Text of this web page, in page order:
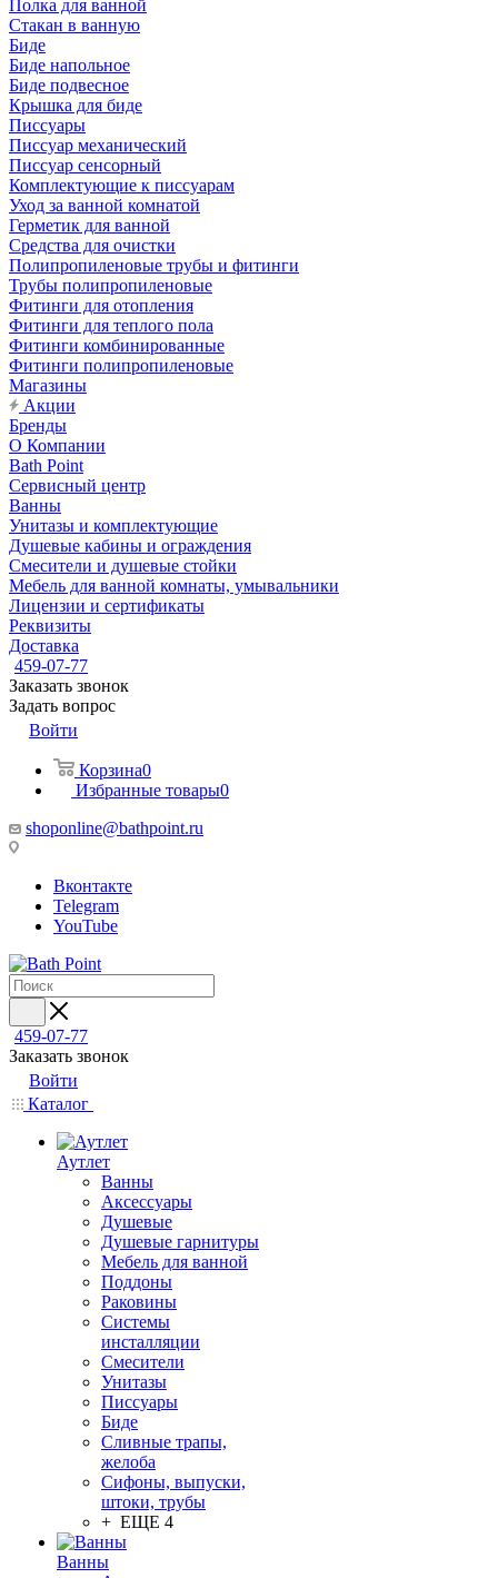
Полка для ванной
Стакан в ванную
Биде
Биде напольное
Биде подвесное
Крышка для биде
Писсуары
Писсуар механический
Писсуар сенсорный
Комплектующие к писсуарам
Уход за ванной комнатой
Герметик для ванной
Средства для очистки
Полипропиленовые трубы и фитинги
Трубы полипропиленовые
Фитинги для отопления
Фитинги для теплого пола
Фитинги комбинированные
Фитинги полипропиленовые
Магазины
Акции
Бренды
О Компании
Bath Point
Сервисный центр
Ванны
Унитазы и комплектующие
Душевые кабины и ограждения
Смесители и душевые стойки
Мебель для ванной комнаты, умывальники
Лицензии и сертификаты
Реквизиты
Доставка
459-07-77
Заказать звонок
Задать вопрос
Войти
Корзина0
Избранные товары0
shoponline@bathpoint.ru
Вконтакте
Telegram
YouTube
459-07-77
Заказать звонок
Войти
Каталог
Аутлет
Ванны
Аксессуары
Душевые
Душевые гарнитуры
Мебель для ванной
Поддоны
Раковины
Системы
инсталляции
Смесители
Унитазы
Писсуары
Биде
Сливные трапы,
желоба
Сифоны, выпуски,
штоки, трубы
+ ЕЩЕ 4
Ванны